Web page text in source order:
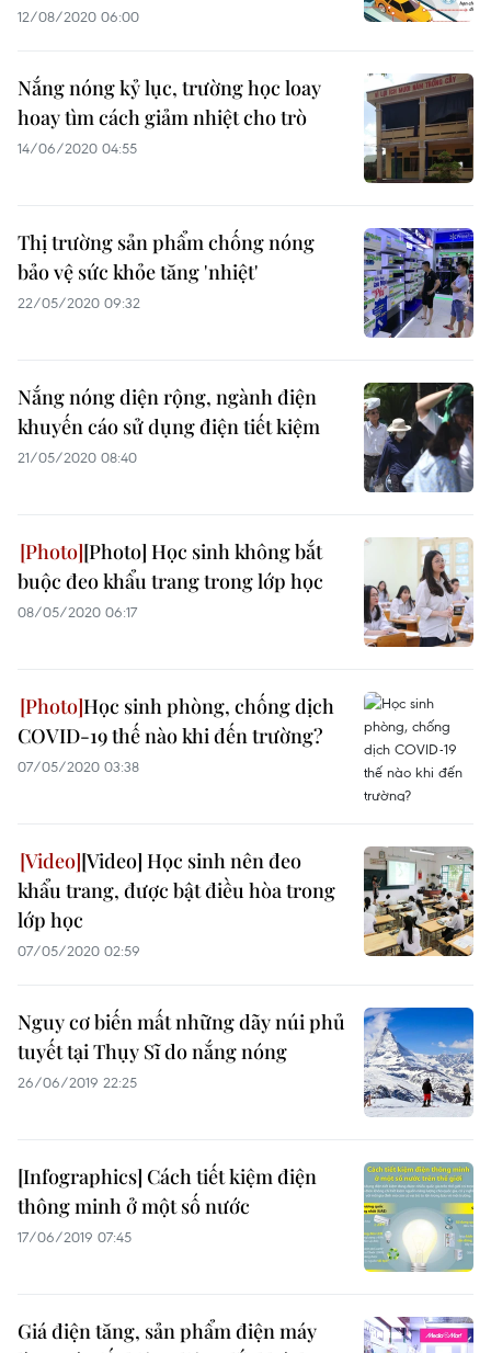
12/08/2020 06:00
Nắng nóng kỷ lục, trường học loay
hoay tìm cách giảm nhiệt cho trò
14/06/2020 04:55
Thị trường sản phẩm chống nóng
bảo vệ sức khỏe tăng 'nhiệt'
22/05/2020 09:32
Nắng nóng diện rộng, ngành điện
khuyến cáo sử dụng điện tiết kiệm
21/05/2020 08:40
[Photo] Học sinh không bắt
buộc đeo khẩu trang trong lớp học
08/05/2020 06:17
Học sinh phòng, chống dịch
COVID-19 thế nào khi đến trường?
07/05/2020 03:38
[Video] Học sinh nên đeo
khẩu trang, được bật điều hòa trong
lớp học
07/05/2020 02:59
Nguy cơ biến mất những dãy núi phủ
tuyết tại Thụy Sĩ do nắng nóng
26/06/2019 22:25
[Infographics] Cách tiết kiệm điện
thông minh ở một số nước
17/06/2019 07:45
Giá điện tăng, sản phẩm điện máy